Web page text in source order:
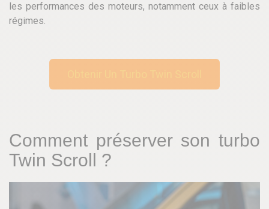
les performances des moteurs, notamment ceux à faibles
régimes.
Comment préserver son turbo
Twin Scroll ?